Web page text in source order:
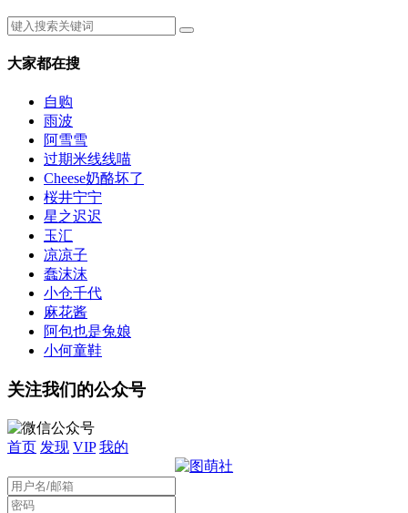
大家都在搜
自购
雨波
阿雪雪
过期米线线喵
Cheese奶酪坏了
桜井宁宁
星之迟迟
玉汇
凉凉子
蠢沫沫
小仓千代
麻花酱
阿包也是兔娘
小何童鞋
关注我们的公众号
首页 发现 VIP 我的